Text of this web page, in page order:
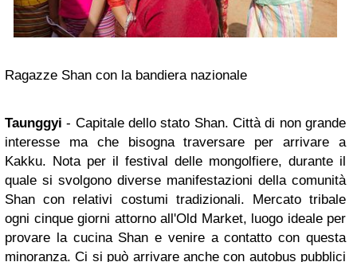
Ragazze Shan con la bandiera nazionale
Taunggyi- Capitale dello stato Shan. Città di non grande
interesse ma che bisogna traversare per arrivare a
Kakku. Nota per il festival delle mongolfiere, durante il
quale si svolgono diverse manifestazioni della comunità
Shan con relativi costumi tradizionali. Mercato tribale
ogni cinque giorni attorno all'Old Market, luogo ideale per
provare la cucina Shan e venire a contatto con questa
minoranza. Ci si può arrivare anche con autobus pubblici